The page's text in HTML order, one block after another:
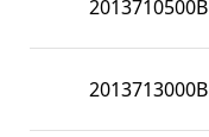
2013710500B
2013713000B